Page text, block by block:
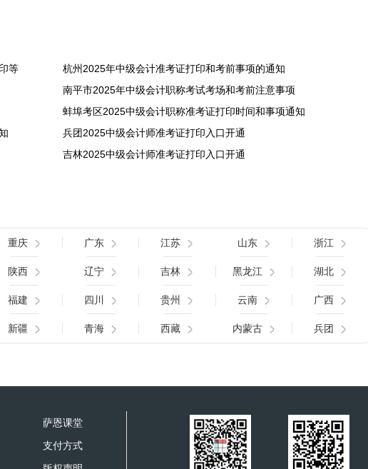
等
杭州2025年中级会计准考证打印和考前事项的通知
南平市2025年中级会计职称考试考场和考前注意事项
蚌埠考区2025中级会计职称准考证打印时间和事项通知
兵团2025中级会计师准考证打印入口开通
吉林2025中级会计师准考证打印入口开通
重庆 广东 江苏 山东 浙江
陕西 辽宁 吉林 黑龙江 湖北
福建 四川 贵州 云南 广西
新疆 青海 西藏 内蒙古 兵团
萨恩课堂
支付方式